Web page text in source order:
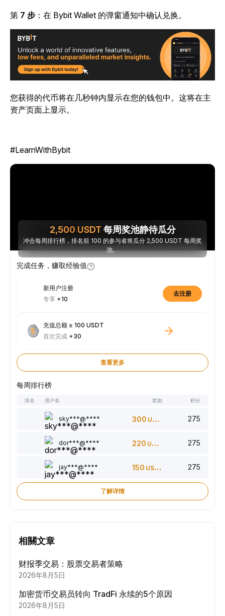
第 7 步 ：在 Bybit Wallet 的弹窗通知中确认兑换。
您获得的代币将在几秒钟内显示在您的钱包中。这将在主
资产页面上显示。
#LearnWithBybit
2,500 USDT 每周奖池静待瓜分
冲击每周排行榜，排名前 100 的参与者将瓜分 2,500 USDT 每周奖
池。
完成任务，赚取经验值
新用户注册
专享 +10
去注册
充值总额 ≥ 100 USDT
首次完成 +30
查看更多
每周排行榜
排名 用户名 奖励 积分
sky***@**** 300 USDT 275
dor***@**** 220 USDT 275
jay***@**** 150 USDT 275
了解详情
相關文章
财报季交易：股票交易者策略
2026年8月5日
加密货币交易员转向 TradFi 永续的5个原因
2026年8月5日